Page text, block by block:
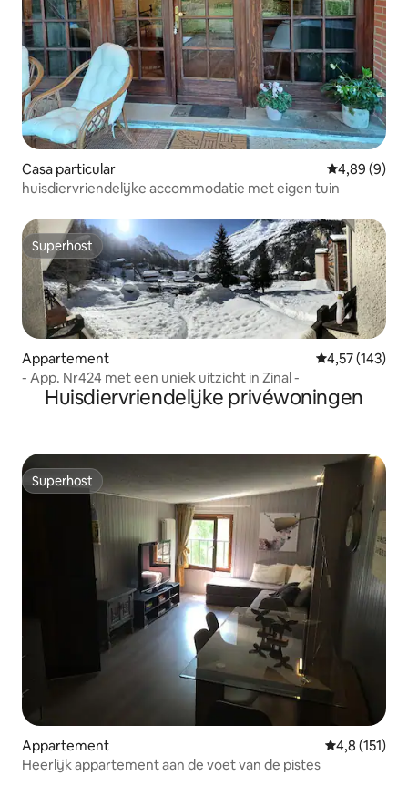
Casa particular Gemiddelde
4,89 (9)
huisdiervriendelijke accommodatie met eigen tuin
Superhost
Superhost
Appartement Gemiddelde
4,57 (143)
- App. Nr424 met een uniek uitzicht in Zinal -
Huisdiervriendelijke privéwoningen
Superhost
Superhost
Appartement Gemiddelde
4,8 (151)
Heerlijk appartement aan de voet van de pistes